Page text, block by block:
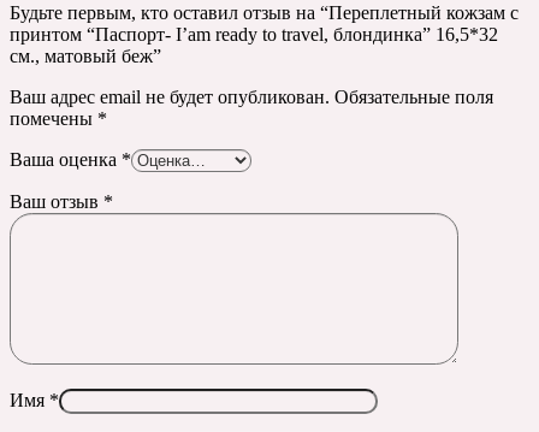
Будьте первым, кто оставил отзыв на “Переплетный кожзам с
принтом “Паспорт- I’am ready to travel, блондинка” 16,5*32
см., матовый беж”
Ваш адрес email не будет опубликован. Обязательные поля
помечены *
Ваша оценка *
Ваш отзыв *
Имя *